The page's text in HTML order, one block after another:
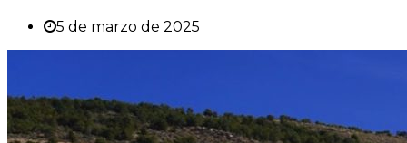
5 de marzo de 2025